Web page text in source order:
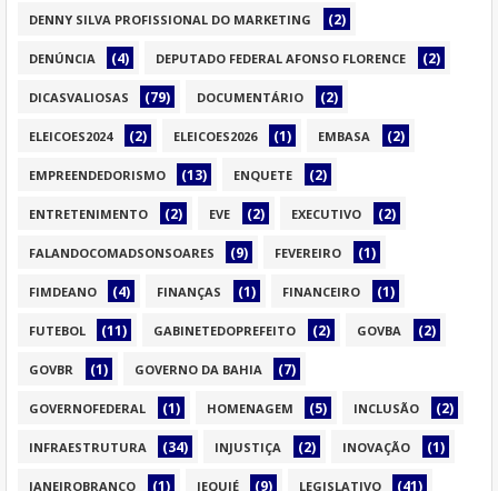
DENNY SILVA PROFISSIONAL DO MARKETING (2)
DENÚNCIA (4) DEPUTADO FEDERAL AFONSO FLORENCE (2)
DICASVALIOSAS (79) DOCUMENTÁRIO (2)
ELEICOES2024 (2) ELEICOES2026 (1) EMBASA (2)
EMPREENDEDORISMO (13) ENQUETE (2)
ENTRETENIMENTO (2) EVE (2) EXECUTIVO (2)
FALANDOCOMADSONSOARES (9) FEVEREIRO (1)
FIMDEANO (4) FINANÇAS (1) FINANCEIRO (1)
FUTEBOL (11) GABINETEDOPREFEITO (2) GOVBA (2)
GOVBR (1) GOVERNO DA BAHIA (7)
GOVERNOFEDERAL (1) HOMENAGEM (5) INCLUSÃO (2)
INFRAESTRUTURA (34) INJUSTIÇA (2) INOVAÇÃO (1)
JANEIROBRANCO (1) JEQUIÉ (9) LEGISLATIVO (41)